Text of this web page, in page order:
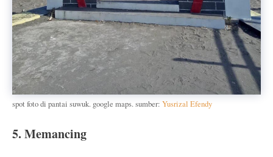
spot foto di pantai suwuk. google maps. sumber: Yusrizal Efendy
5. Memancing